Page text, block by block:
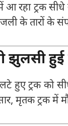
आ रहा ट्रक
बिजली के
झुलसी
हुए ट्रक को
मृतक ट्रक में